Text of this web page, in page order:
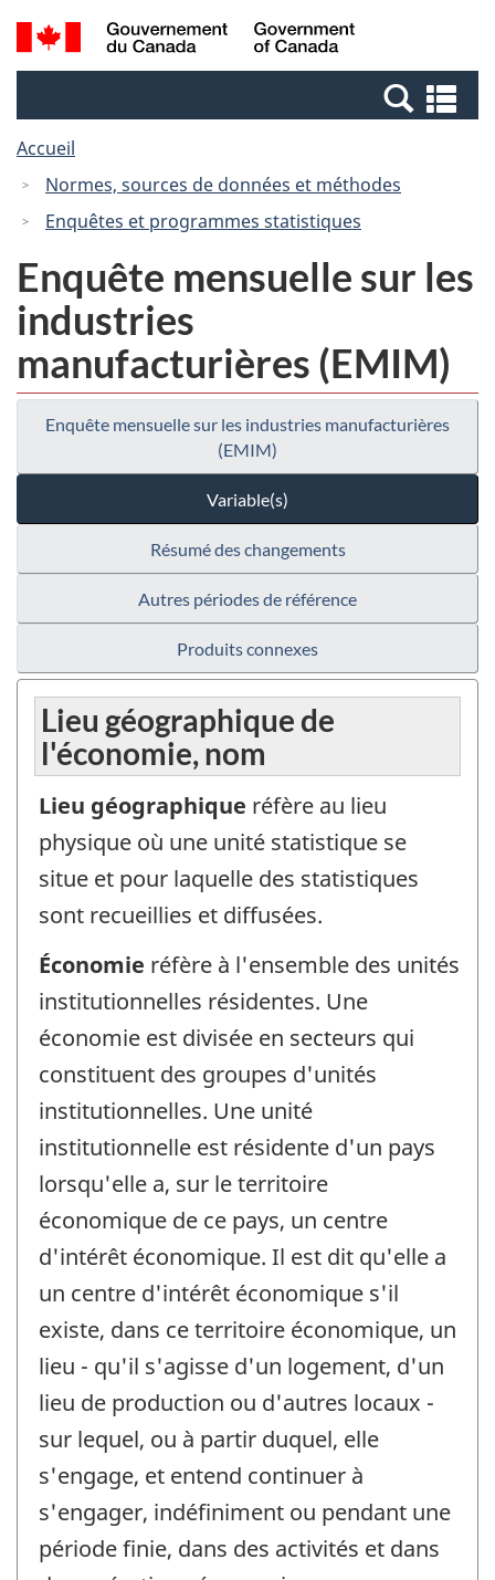
Passer
au
Passer
à
Canada
Recherche
et
et
Accueil
Normes, sources de données et méthodes
Enquêtes et programmes statistiques
Enquête mensuelle sur les
industries
manufacturières (EMIM)
Enquête mensuelle sur les industries manufacturières
(EMIM)
Variable(s)
Résumé des changements
Autres périodes de référence
Produits connexes
Lieu géographique de
l'économie, nom
Lieu géographique réfère au lieu
physique où une unité statistique se
situe et pour laquelle des statistiques
sont recueillies et diffusées.
Économie réfère à l'ensemble des unités
institutionnelles résidentes. Une
économie est divisée en secteurs qui
constituent des groupes d'unités
institutionnelles. Une unité
institutionnelle est résidente d'un pays
lorsqu'elle a, sur le territoire
économique de ce pays, un centre
d'intérêt économique. Il est dit qu'elle a
un centre d'intérêt économique s'il
existe, dans ce territoire économique, un
lieu - qu'il s'agisse d'un logement, d'un
lieu de production ou d'autres locaux -
sur lequel, ou à partir duquel, elle
s'engage, et entend continuer à
s'engager, indéfiniment ou pendant une
période finie, dans des activités et dans